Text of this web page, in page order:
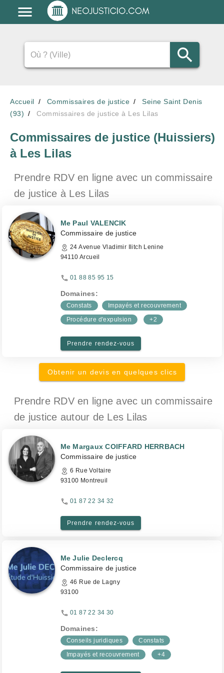
Accueil Commissaires de justice
Seine Saint Denis
(93)
Commissaires de justice à Les Lilas
Commissaires de justice (Huissiers)
à Les Lilas
Prendre RDV en ligne avec un commissaire
de justice à Les Lilas
Me Paul VALENCIK
Commissaire de justice
24 Avenue Vladimir Ilitch Lenine
94110 Arcueil
01 88 85 95 15
Domaines:
Constats
Impayés et recouvrement
Procédure d'expulsion
+2
Prendre rendez-vous
Obtenir un devis en quelques clics
Prendre RDV en ligne avec un commissaire
de justice autour de Les Lilas
Me Margaux COIFFARD HERRBACH
Commissaire de justice
6 Rue Voltaire
93100 Montreuil
01 87 22 34 32
Prendre rendez-vous
Me Julie Declercq
Commissaire de justice
46 Rue de Lagny
93100
01 87 22 34 30
Domaines:
Conseils juridiques
Constats
Impayés et recouvrement
+4